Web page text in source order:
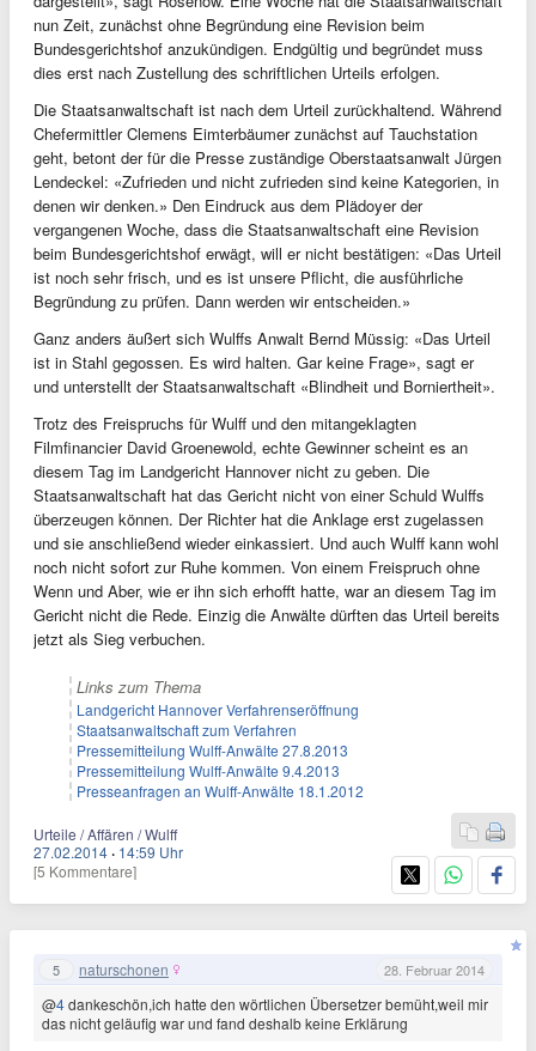
nun Zeit, zunächst ohne Begründung eine Revision beim
Bundesgerichtshof anzukündigen. Endgültig und begründet muss
dies erst nach Zustellung des schriftlichen Urteils erfolgen.
Die Staatsanwaltschaft ist nach dem Urteil zurückhaltend. Während
Chefermittler Clemens Eimterbäumer zunächst auf Tauchstation
geht, betont der für die Presse zuständige Oberstaatsanwalt Jürgen
Lendeckel: «Zufrieden und nicht zufrieden sind keine Kategorien, in
denen wir denken.» Den Eindruck aus dem Plädoyer der
vergangenen Woche, dass die Staatsanwaltschaft eine Revision
beim Bundesgerichtshof erwägt, will er nicht bestätigen: «Das Urteil
ist noch sehr frisch, und es ist unsere Pflicht, die ausführliche
Begründung zu prüfen. Dann werden wir entscheiden.»
Ganz anders äußert sich Wulffs Anwalt Bernd Müssig: «Das Urteil
ist in Stahl gegossen. Es wird halten. Gar keine Frage», sagt er
und unterstellt der Staatsanwaltschaft «Blindheit und Borniertheit».
Trotz des Freispruchs für Wulff und den mitangeklagten
Filmfinancier David Groenewold, echte Gewinner scheint es an
diesem Tag im Landgericht Hannover nicht zu geben. Die
Staatsanwaltschaft hat das Gericht nicht von einer Schuld Wulffs
überzeugen können. Der Richter hat die Anklage erst zugelassen
und sie anschließend wieder einkassiert. Und auch Wulff kann wohl
noch nicht sofort zur Ruhe kommen. Von einem Freispruch ohne
Wenn und Aber, wie er ihn sich erhofft hatte, war an diesem Tag im
Gericht nicht die Rede. Einzig die Anwälte dürften das Urteil bereits
jetzt als Sieg verbuchen.
Links zum Thema
Landgericht Hannover Verfahrenseröffnung
Staatsanwaltschaft zum Verfahren
Pressemitteilung Wulff-Anwälte 27.8.2013
Pressemitteilung Wulff-Anwälte 9.4.2013
Presseanfragen an Wulff-Anwälte 18.1.2012
Urteile / Affären / Wulff
27.02.2014 · 14:59 Uhr
[5 Kommentare]
5 naturschonen 28. Februar 2014
@4dankeschön,ich hatte den wörtlichen Übersetzer bemüht,weil mir
das nicht geläufig war und fand deshalb keine Erklärung